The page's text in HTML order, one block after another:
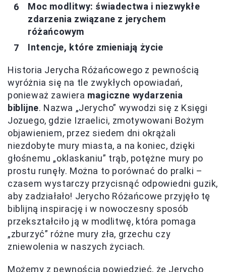
Moc modlitwy: świadectwa i niezwykłe
zdarzenia związane z jerychem
różańcowym
Intencje, które zmieniają życie
Historia Jerycha Różańcowego z pewnością
wyróżnia się na tle zwykłych opowiadań,
ponieważ zawiera magiczne wydarzenia
biblijne. Nazwa „Jerycho” wywodzi się z Księgi
Jozuego, gdzie Izraelici, zmotywowani Bożym
objawieniem, przez siedem dni okrążali
niezdobyte mury miasta, a na koniec, dzięki
głośnemu „oklaskaniu” trąb, potężne mury po
prostu runęły. Można to porównać do pralki –
czasem wystarczy przycisnąć odpowiedni guzik,
aby zadziałało! Jerycho Różańcowe przyjęło tę
biblijną inspirację i w nowoczesny sposób
przekształciło ją w modlitwę, która pomaga
„zburzyć” różne mury zła, grzechu czy
zniewolenia w naszych życiach.
Możemy z pewnością powiedzieć, że Jerycho